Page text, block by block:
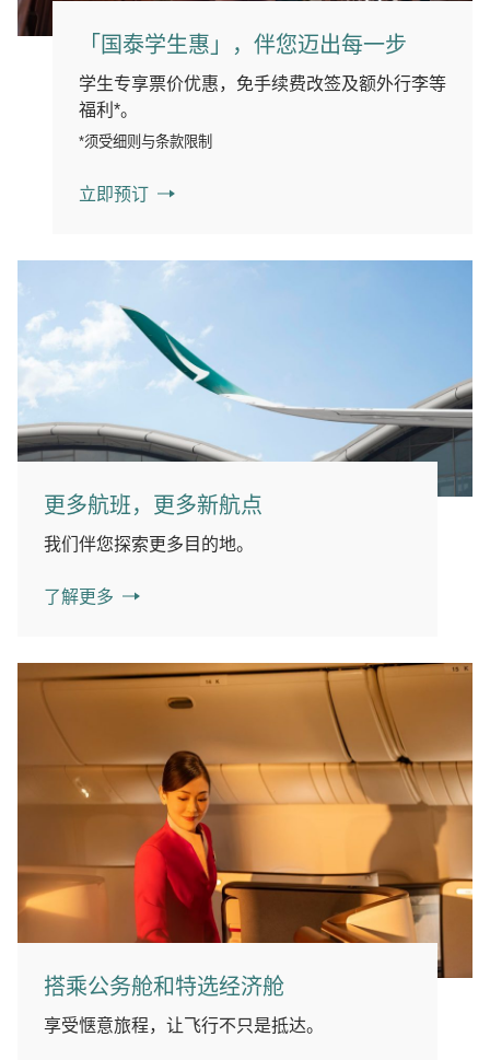
「国泰学生惠」，伴您迈出每一步
学生专享票价优惠，免手续费改签及额外行李等
福利*。
*须受细则与条款限制
立即预订
更多航班，更多新航点
我们伴您探索更多目的地。
了解更多
搭乘公务舱和特选经济舱
享受惬意旅程，让飞行不只是抵达。